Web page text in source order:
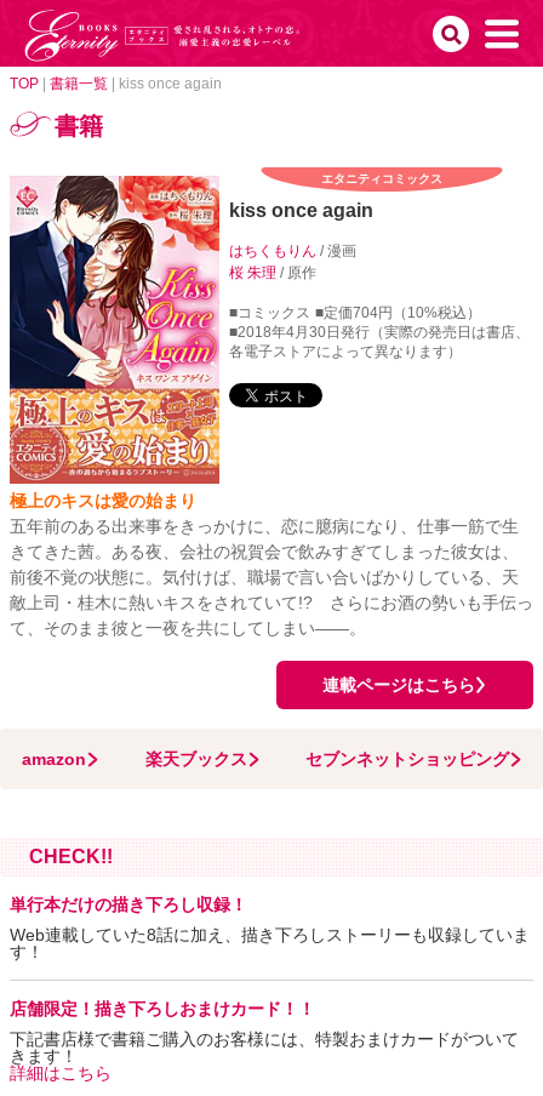
TOP 書籍一覧 kiss once again
書籍
エタニティコミックス
kiss once again
はちくもりん/ 漫画
桜 朱理/ 原作
■コミックス ■定価704円（10%税込）
■2018年4月30日発行（実際の発売日は書店、
各電子ストアによって異なります）
極上のキスは愛の始まり
五年前のある出来事をきっかけに、恋に臆病になり、仕事一筋で生
きてきた茜。ある夜、会社の祝賀会で飲みすぎてしまった彼女は、
前後不覚の状態に。気付けば、職場で言い合いばかりしている、天
敵上司・桂木に熱いキスをされていて!? さらにお酒の勢いも手伝っ
て、そのまま彼と一夜を共にしてしまい――。
連載ページはこちら
amazon 楽天ブックス セブンネットショッピング
CHECK!!
単行本だけの描き下ろし収録！
Web連載していた8話に加え、描き下ろしストーリーも収録していま
す！
店舗限定！描き下ろしおまけカード！！
下記書店様で書籍ご購入のお客様には、特製おまけカードがついて
きます！
詳細はこちら